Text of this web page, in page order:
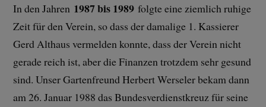
In den Jahren 1987 bis 1989 folgte eine ziemlich ruhige
Zeit für den Verein, so dass der damalige 1. Kassierer
Gerd Althaus vermelden konnte, dass der Verein nicht
gerade reich ist, aber die Finanzen trotzdem sehr gesund
sind. Unser Gartenfreund Herbert Werseler bekam dann
am 26. Januar 1988 das Bundesverdienstkreuz für seine